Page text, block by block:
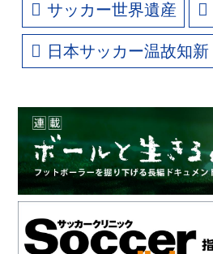
サッカー世界遺産
日本サッカー温故知新